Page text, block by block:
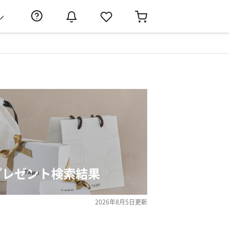
ゼント検索結果
2026年8月5日更新